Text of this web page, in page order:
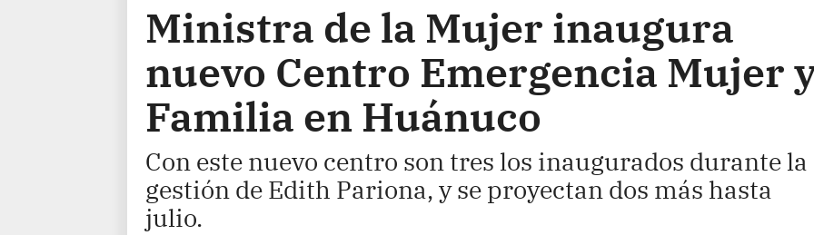
Ministra de la Mujer inaugura
nuevo Centro Emergencia Mujer
Familia en Huánuco
Con este nuevo centro son tres los inaugurados durante la
gestión de Edith Pariona, y se proyectan dos más hasta
julio.